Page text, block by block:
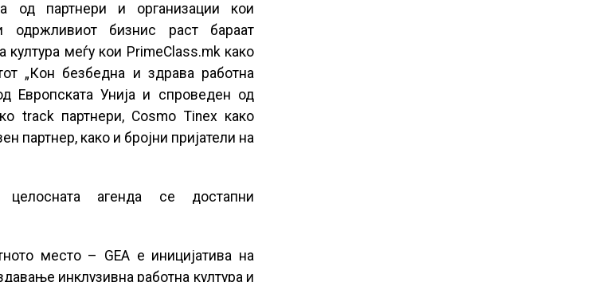
од партнери и организации кои
одржливиот бизнис раст бараат
меѓу кои PrimeClass.mk како
„Кон безбедна и здрава работна
Европската Унија и спроведен од
track партнери, Cosmo Tinex како
партнер, како и бројни пријатели на
агенда се достапни
место – GEA е иницијатива на
инклузивна работна култура и